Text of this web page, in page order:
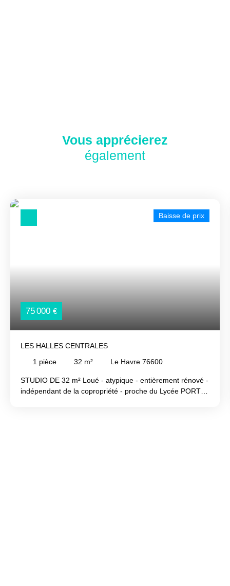
Vous apprécierez
également
75 000 €
Baisse de prix
LES HALLES CENTRALES
1 pièce 32 m² Le Havre 76600
STUDIO DE 32 m² Loué - atypique - entièrement rénové -
indépendant de la copropriété - proche du Lycée PORTE